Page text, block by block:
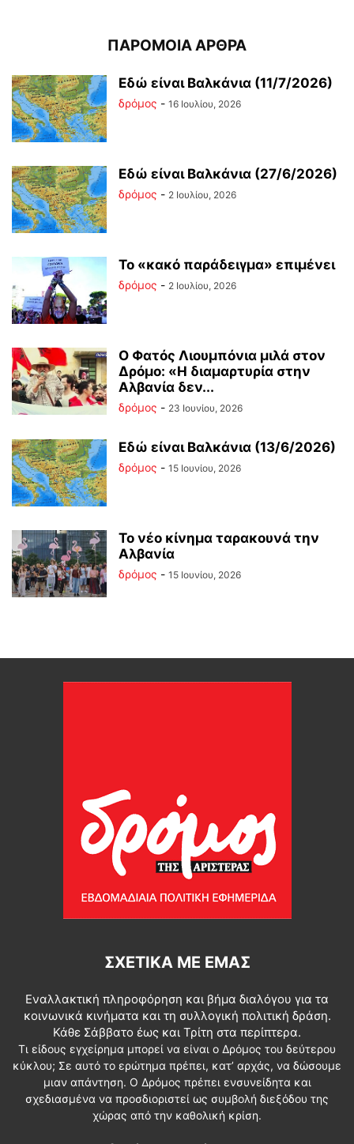
ΠΑΡΟΜΟΙΑ ΑΡΘΡΑ
Εδώ είναι Βαλκάνια (11/7/2026)
δρόμος - 16 Ιουλίου, 2026
Εδώ είναι Βαλκάνια (27/6/2026)
δρόμος - 2 Ιουλίου, 2026
Το «κακό παράδειγμα» επιμένει
δρόμος - 2 Ιουλίου, 2026
Ο Φατός Λιουμπόνια μιλά στον
Δρόμο: «Η διαμαρτυρία στην
Αλβανία δεν...
δρόμος - 23 Ιουνίου, 2026
Εδώ είναι Βαλκάνια (13/6/2026)
δρόμος - 15 Ιουνίου, 2026
Το νέο κίνημα ταρακουνά την
Αλβανία
δρόμος - 15 Ιουνίου, 2026
ΣΧΕΤΙΚΆ ΜΕ ΕΜΆΣ
Εναλλακτική πληροφόρηση και βήμα διαλόγου για τα
κοινωνικά κινήματα και τη συλλογική πολιτική δράση.
Κάθε Σάββατο έως και Τρίτη στα περίπτερα.
Τι είδους εγχείρημα μπορεί να είναι ο Δρόμος του δεύτερου
κύκλου; Σε αυτό το ερώτημα πρέπει, κατ’ αρχάς, να δώσουμε
μιαν απάντηση. Ο Δρόμος πρέπει ενσυνείδητα και
σχεδιασμένα να προσδιοριστεί ως συμβολή διεξόδου της
χώρας από την καθολική κρίση.